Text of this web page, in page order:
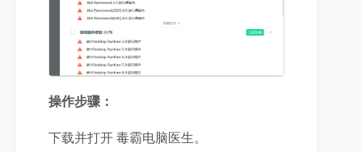
操作步骤：
下载并打开 毒霸电脑医生。